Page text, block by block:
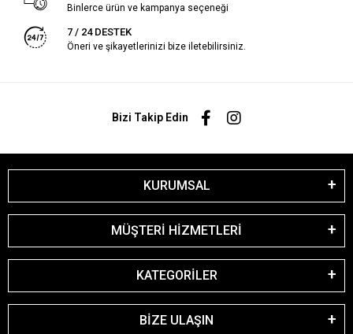
Binlerce ürün ve kampanya seçeneği
7 / 24 DESTEK
Öneri ve şikayetlerinizi bize iletebilirsiniz.
Bizi Takip Edin
KURUMSAL
MÜŞTERİ HİZMETLERİ
KATEGORİLER
BİZE ULAŞIN